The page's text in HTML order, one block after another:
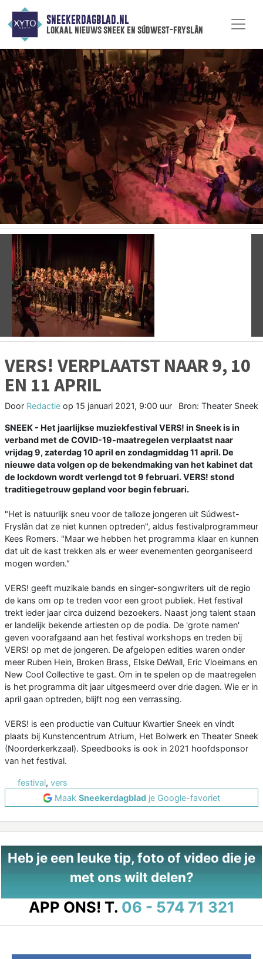
SNEEKERDAGBLAD.NL
lokaal nieuws sneek en súdwest-fryslân
Vorige
VERS! VERPLAATST NAAR 9, 10
EN 11 APRIL
Door Redactie op 15 januari 2021, 9:00 uur Bron: Theater Sneek
SNEEK - Het jaarlijkse muziekfestival VERS! in Sneek is in
verband met de COVID-19-maatregelen verplaatst naar
vrijdag 9, zaterdag 10 april en zondagmiddag 11 april. De
nieuwe data volgen op de bekendmaking van het kabinet dat
de lockdown wordt verlengd tot 9 februari. VERS! stond
traditiegetrouw gepland voor begin februari.
"Het is natuurlijk sneu voor de talloze jongeren uit Súdwest-
Fryslân dat ze niet kunnen optreden", aldus festivalprogrammeur
Kees Romers. "Maar we hebben het programma klaar en kunnen
dat uit de kast trekken als er weer evenementen georganiseerd
mogen worden."
VERS! geeft muzikale bands en singer-songwriters uit de regio
de kans om op te treden voor een groot publiek. Het festival
trekt ieder jaar circa duizend bezoekers. Naast jong talent staan
er landelijk bekende artiesten op de podia. De 'grote namen'
geven voorafgaand aan het festival workshops en treden bij
VERS! op met de jongeren. De afgelopen edities waren onder
meer Ruben Hein, Broken Brass, Elske DeWall, Eric Vloeimans en
New Cool Collective te gast. Om in te spelen op de maatregelen
is het programma dit jaar uitgesmeerd over drie dagen. Wie er in
april gaan optreden, blijft nog een verrassing.
VERS! is een productie van Cultuur Kwartier Sneek en vindt
plaats bij Kunstencentrum Atrium, Het Bolwerk en Theater Sneek
(Noorderkerkzaal). Speedbooks is ook in 2021 hoofdsponsor
van het festival.
festival, vers
Maak Sneekerdagblad je Google-favoriet
Heb je een leuke tip, foto of video die je
met ons wilt delen?
APP ONS! T. 06 - 574 71 321